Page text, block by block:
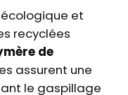
écologique et
recyclées
de
assurent une
le gaspillage